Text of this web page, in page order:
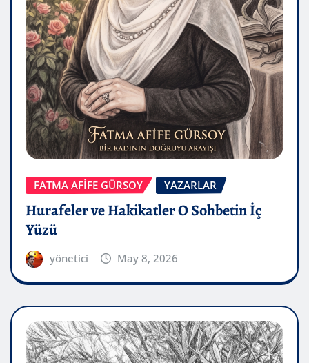
FATMA AFİFE GÜRSOY YAZARLAR
Hurafeler ve Hakikatler O Sohbetin İç
Yüzü
yönetici May 8, 2026